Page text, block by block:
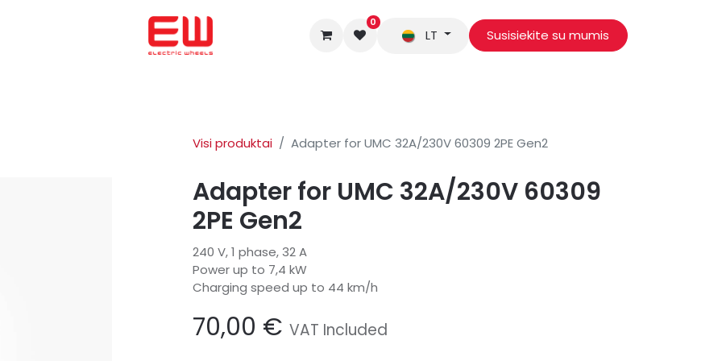
0
LT Susisiekite su mumis
Visi produktai Adapter for UMC 32A/230V 60309 2PE Gen2
Adapter for UMC 32A/230V 60309
2PE Gen2
240 V, 1 phase, 32 A
Power up to 7,4 kW
Charging speed up to 44 km/h
70,00 € VAT Included